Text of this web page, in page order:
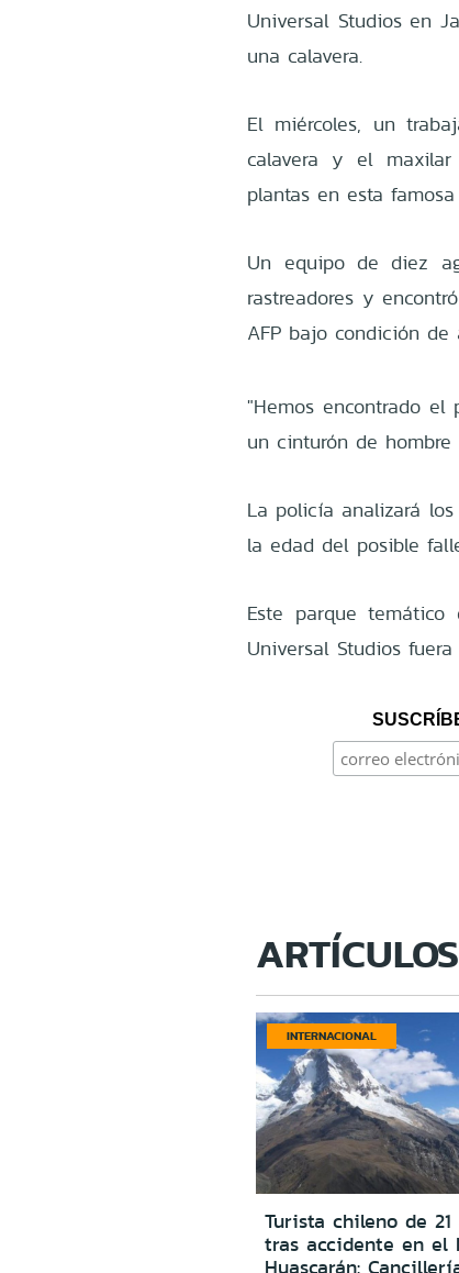
Universal Studios en
una calavera.
El miércoles, un
calavera y el
plantas en esta
Un equipo de diez
rastreadores y
AFP bajo condición de
"Hemos encontrado
un cinturón de
La policía analizará
la edad del posible
Este parque
Universal Studios
INTERNACIONAL
Turista chileno de
tras accidente en el
Huascarán: